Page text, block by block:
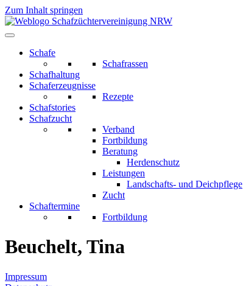
Zum Inhalt springen
Schafe
Schafrassen
Schafhaltung
Schaferzeugnisse
Rezepte
Schafstories
Schafzucht
Verband
Fortbildung
Beratung
Herdenschutz
Leistungen
Landschafts- und Deichpflege
Zucht
Schaftermine
Fortbildung
Beuchelt, Tina
Impressum